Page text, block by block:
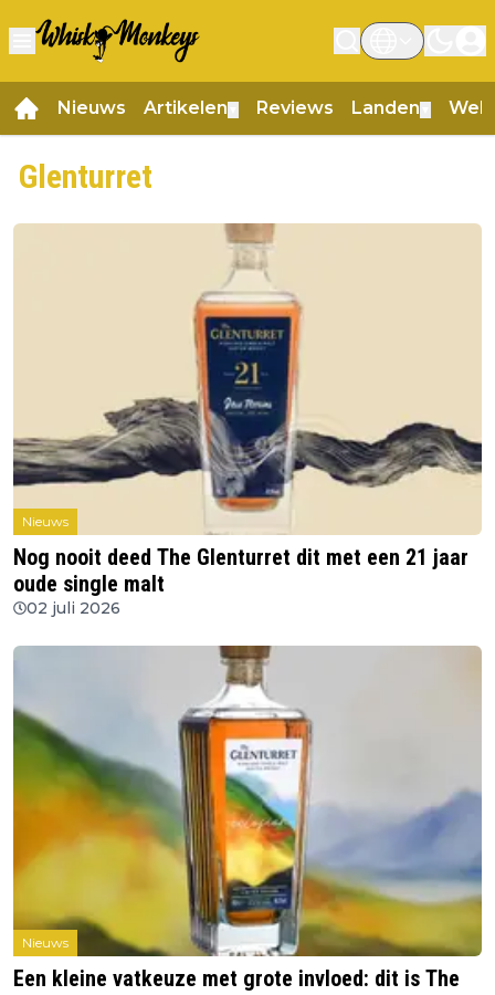
Nieuws Artikelen Reviews Landen
Glenturret
Nieuws
Nog nooit deed The Glenturret dit met een 21 jaar
oude single malt
02 juli 2026
Nieuws
Een kleine vatkeuze met grote invloed: dit is The